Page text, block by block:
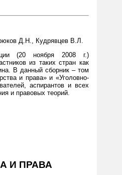
Д.Н., Кудрявцев В.Л.
(20 ноября 2008 г.)
из таких стран как
В данный сборник – том
и права» и «Уголовно-
аспирантов и всех
и правовых теорий.
И ПРАВА